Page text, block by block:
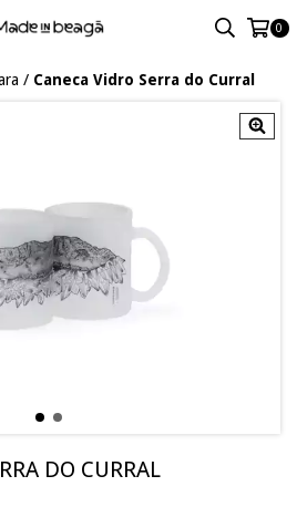
0
/ Caneca Vidro Serra do Curral
DO CURRAL